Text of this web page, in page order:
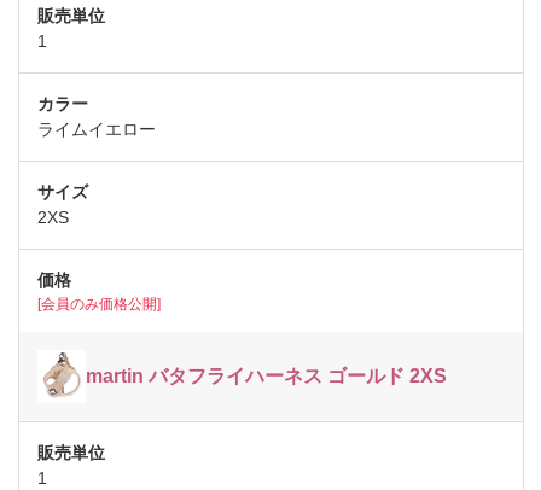
1
ライムイエロー
2XS
[会員のみ価格公開]
martin バタフライハーネス ゴールド 2XS
1